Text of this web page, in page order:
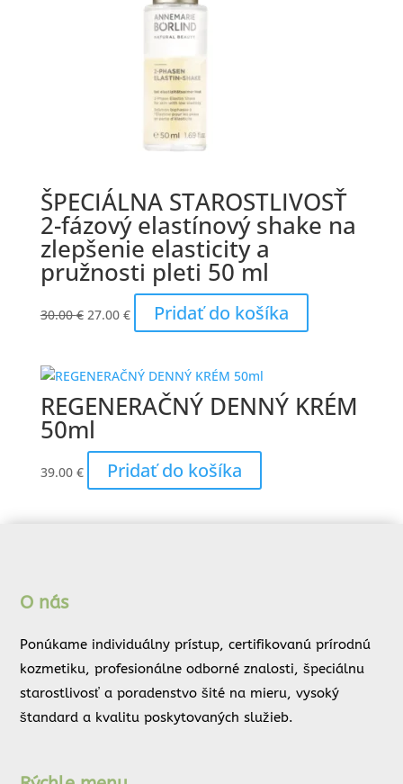
ŠPECIÁLNA STAROSTLIVOSŤ
2-fázový elastínový shake na
zlepšenie elasticity a
pružnosti pleti 50 ml
30.00€ Pôvodná
30.00 €.
27.00 €Aktuálna
cena
27.00 €.
Pridať do košíka
REGENERAČNÝ DENNÝ KRÉM
50ml
39.00 € Pridať do košíka
O nás
Ponúkame individuálny prístup, certifikovanú prírodnú
kozmetiku, profesionálne odborné znalosti, špeciálnu
starostlivosť a poradenstvo šité na mieru, vysoký
štandard a kvalitu poskytovaných služieb.